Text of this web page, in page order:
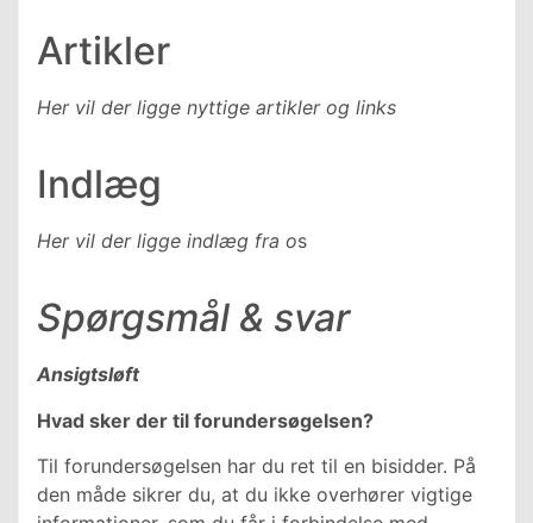
Artikler
Her vil der ligge nyttige artikler og links
Indlæg
Her vil der ligge indlæg fra os
Spørgsmål & svar
Ansigtsløft
Hvad sker der til forundersøgelsen?
Til forundersøgelsen har du ret til en bisidder. På
den måde sikrer du, at du ikke overhører vigtige